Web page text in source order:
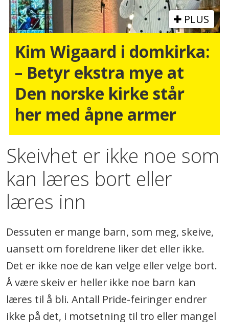
PLUS
Kim Wigaard i domkirka:
– Betyr ekstra mye at
Den norske kirke står
her med åpne armer
Skeivhet er ikke noe som
kan læres bort eller
læres inn
Dessuten er mange barn, som meg, skeive,
uansett om foreldrene liker det eller ikke.
Det er ikke noe de kan velge eller velge bort.
Å være skeiv er heller ikke noe barn kan
læres til å bli. Antall Pride-feiringer endrer
ikke på det, i motsetning til tro eller mangel